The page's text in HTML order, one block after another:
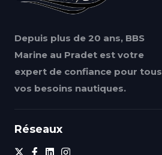
Depuis plus de 20 ans, BBS
Marine au Pradet est votre
expert de confiance pour tous
vos besoins nautiques.
Réseaux